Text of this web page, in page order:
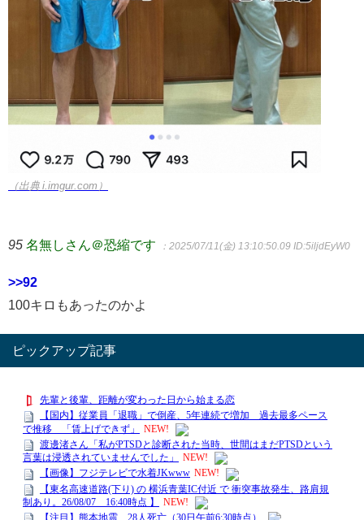
（出典 i.imgur.com）
95 名無しさん＠恐縮です ：2025/07/11(金) 13:10:50.09 ID:5iljdEyW0
>>92
100キロもあったのかよ
ピックアップ記事